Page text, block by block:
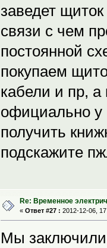
заведет
связи с чем
постоянной
покупаем
кабели и пр, а
официально у
получить
подскажите
Re: Временное
« Ответ #27 : 2012-12-06,
Мы заключили